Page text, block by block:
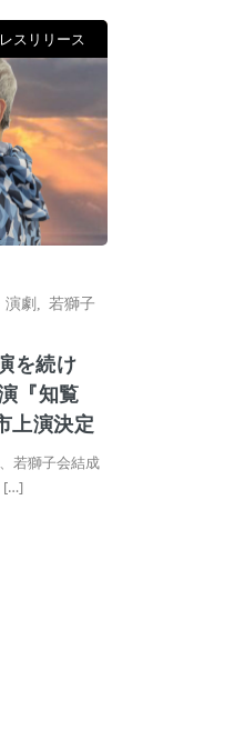
スリリース
演劇
若獅子
を続け
『知覧
上演決定
若獅子会結成
[…]